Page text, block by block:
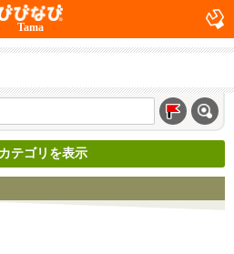
Tama
テゴリを表示